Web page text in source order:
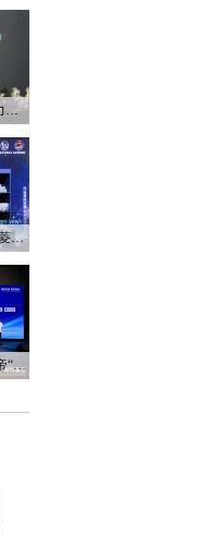
“斗牛士军团”剑指大力神杯，华帝以“一瓷一金”静候荣光
聚焦用户场景革新 美菱产品创新打造差异化居家体验
聚势普及拓赛道，华帝“亮剑”洗碗机峰会，破局存量换新